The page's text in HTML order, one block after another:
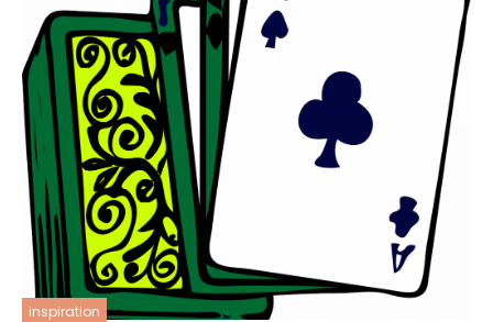
inspiration